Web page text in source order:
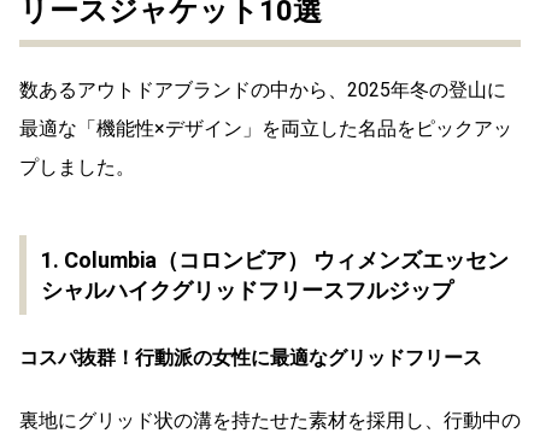
リースジャケット10選
数あるアウトドアブランドの中から、2025年冬の登山に
最適な「機能性×デザイン」を両立した名品をピックアッ
プしました。
1. Columbia（コロンビア） ウィメンズエッセン
シャルハイクグリッドフリースフルジップ
コスパ抜群！行動派の女性に最適なグリッドフリース
裏地にグリッド状の溝を持たせた素材を採用し、行動中の